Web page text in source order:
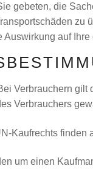
gebeten, die
zu
Auswirkung auf
Verbrauchern
Verbrauchers
Kaufrechts finden
um einen